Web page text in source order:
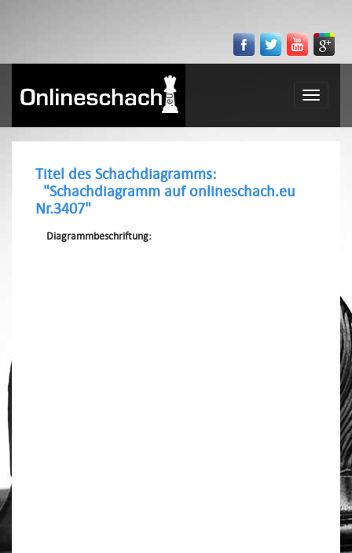
Toggle
Titel des Schachdiagramms:
"Schachdiagramm auf onlineschach.eu
Nr.3407"
Diagrammbeschriftung: